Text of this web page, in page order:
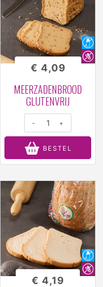
MEERZADENBROOD
GLUTENVRIJ
€ 4,09
- +
BESTEL
€ 4,19